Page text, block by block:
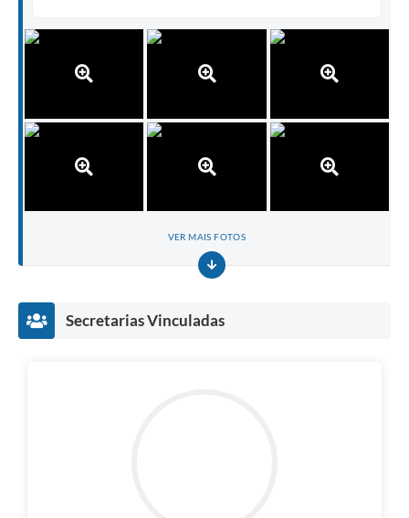
VER MAIS FOTOS
Secretarias Vinculadas